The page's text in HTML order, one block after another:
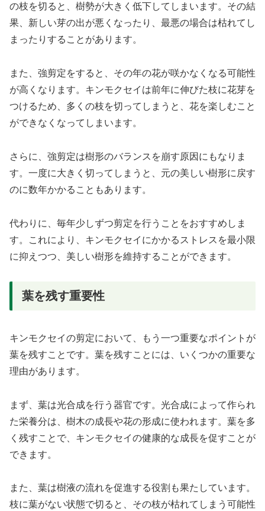
の枝を切ると、樹勢が大きく低下してしまいます。その結
果、新しい芽の出が悪くなったり、最悪の場合は枯れてし
まったりすることがあります。
また、強剪定をすると、その年の花が咲かなくなる可能性
が高くなります。キンモクセイは前年に伸びた枝に花芽を
つけるため、多くの枝を切ってしまうと、花を楽しむこと
ができなくなってしまいます。
さらに、強剪定は樹形のバランスを崩す原因にもなりま
す。一度に大きく切ってしまうと、元の美しい樹形に戻す
のに数年かかることもあります。
代わりに、毎年少しずつ剪定を行うことをおすすめしま
す。これにより、キンモクセイにかかるストレスを最小限
に抑えつつ、美しい樹形を維持することができます。
葉を残す重要性
キンモクセイの剪定において、もう一つ重要なポイントが
葉を残すことです。葉を残すことには、いくつかの重要な
理由があります。
まず、葉は光合成を行う器官です。光合成によって作られ
た栄養分は、樹木の成長や花の形成に使われます。葉を多
く残すことで、キンモクセイの健康的な成長を促すことが
できます。
また、葉は樹液の流れを促進する役割も果たしています。
枝に葉がない状態で切ると、その枝が枯れてしまう可能性